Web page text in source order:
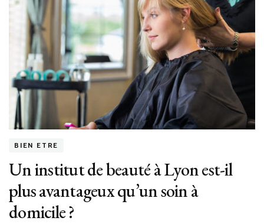
Stone
Fox
Lingerie
BIEN ETRE
Un institut de beauté à Lyon est-il
plus avantageux qu’un soin à
domicile ?